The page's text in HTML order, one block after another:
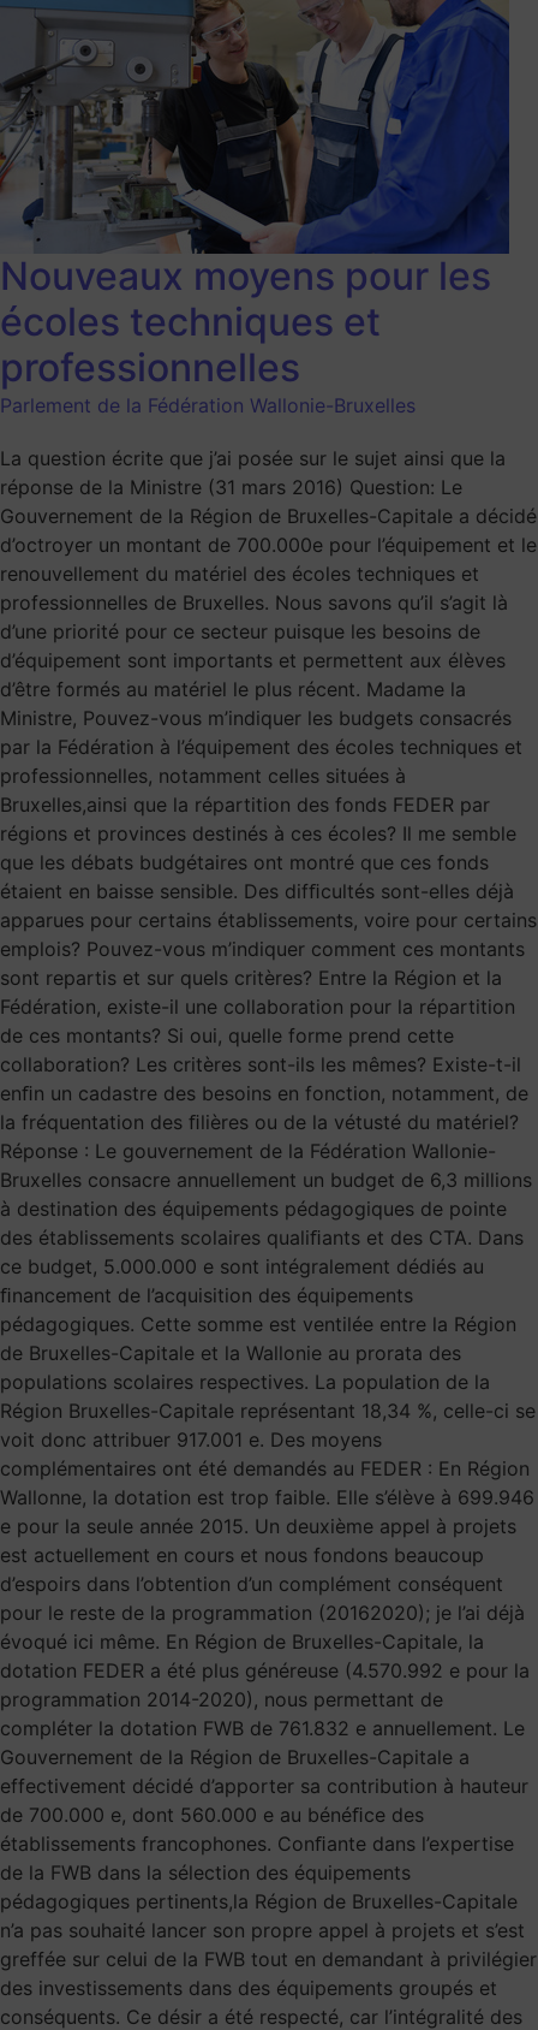
Nouveaux moyens pour les
écoles techniques et
professionnelles
Parlement de la Fédération Wallonie-Bruxelles
La question écrite que j’ai posée sur le sujet ainsi que la
réponse de la Ministre (31 mars 2016) Question: Le
Gouvernement de la Région de Bruxelles-Capitale a décidé
d’octroyer un montant de 700.000e pour l’équipement et le
renouvellement du matériel des écoles techniques et
professionnelles de Bruxelles. Nous savons qu’il s’agit là
d’une priorité pour ce secteur puisque les besoins de
d’équipement sont importants et permettent aux élèves
d’être formés au matériel le plus récent. Madame la
Ministre, Pouvez-vous m’indiquer les budgets consacrés
par la Fédération à l’équipement des écoles techniques et
professionnelles, notamment celles situées à
Bruxelles,ainsi que la répartition des fonds FEDER par
régions et provinces destinés à ces écoles? Il me semble
que les débats budgétaires ont montré que ces fonds
étaient en baisse sensible. Des difﬁcultés sont-elles déjà
apparues pour certains établissements, voire pour certains
emplois? Pouvez-vous m’indiquer comment ces montants
sont repartis et sur quels critères? Entre la Région et la
Fédération, existe-il une collaboration pour la répartition
de ces montants? Si oui, quelle forme prend cette
collaboration? Les critères sont-ils les mêmes? Existe-t-il
enﬁn un cadastre des besoins en fonction, notamment, de
la fréquentation des ﬁlières ou de la vétusté du matériel?
Réponse : Le gouvernement de la Fédération Wallonie-
Bruxelles consacre annuellement un budget de 6,3 millions
à destination des équipements pédagogiques de pointe
des établissements scolaires qualiﬁants et des CTA. Dans
ce budget, 5.000.000 e sont intégralement dédiés au
ﬁnancement de l’acquisition des équipements
pédagogiques. Cette somme est ventilée entre la Région
de Bruxelles-Capitale et la Wallonie au prorata des
populations scolaires respectives. La population de la
Région Bruxelles-Capitale représentant 18,34 %, celle-ci se
voit donc attribuer 917.001 e. Des moyens
complémentaires ont été demandés au FEDER : En Région
Wallonne, la dotation est trop faible. Elle s’élève à 699.946
e pour la seule année 2015. Un deuxième appel à projets
est actuellement en cours et nous fondons beaucoup
d’espoirs dans l’obtention d’un complément conséquent
pour le reste de la programmation (20162020); je l’ai déjà
évoqué ici même. En Région de Bruxelles-Capitale, la
dotation FEDER a été plus généreuse (4.570.992 e pour la
programmation 2014-2020), nous permettant de
compléter la dotation FWB de 761.832 e annuellement. Le
Gouvernement de la Région de Bruxelles-Capitale a
effectivement décidé d’apporter sa contribution à hauteur
de 700.000 e, dont 560.000 e au bénéﬁce des
établissements francophones. Conﬁante dans l’expertise
de la FWB dans la sélection des équipements
pédagogiques pertinents,la Région de Bruxelles-Capitale
n’a pas souhaité lancer son propre appel à projets et s’est
greffée sur celui de la FWB tout en demandant à privilégier
des investissements dans des équipements groupés et
conséquents. Ce désir a été respecté, car l’intégralité des